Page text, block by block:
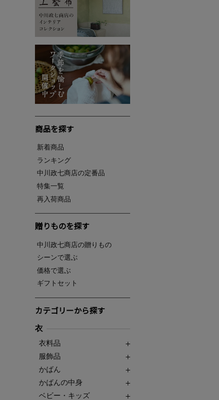
商品を探す
新着商品
ランキング
中川政七商店の定番品
特集一覧
再入荷商品
贈りものを探す
中川政七商店の贈りもの
シーンで選ぶ
価格で選ぶ
ギフトセット
カテゴリーから探す
衣
衣料品
服飾品
かばん
かばんの中身
ベビー・キッズ